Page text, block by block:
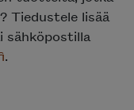
Tiedustele lisää